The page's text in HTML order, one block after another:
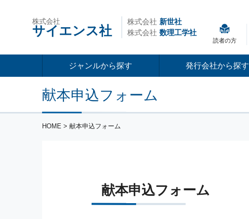
株式会社
サイエンス社
株式会社 新世社
株式会社 数理工学社
読者の方
ジャンルから探す 発行会社から探す
献本申込フォーム
HOME > 献本申込フォーム
献本申込フォーム